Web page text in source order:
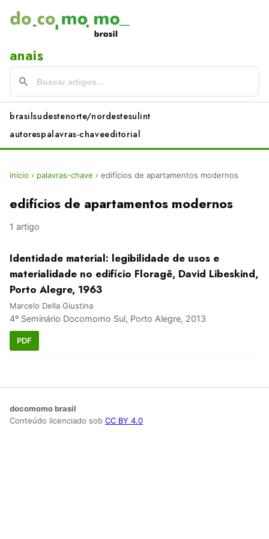
anais
brasilsudestenorte/nordestesulint
autorespalavras-chaveeditorial
início › palavras-chave › edifícios de apartamentos modernos
edifícios de apartamentos modernos
1 artigo
Identidade material: legibilidade de usos e
materialidade no edifício Floragê, David Libeskind,
Porto Alegre, 1963
Marcelo Della Giustina
4º Seminário Docomomo Sul, Porto Alegre, 2013
PDF
docomomo brasil
Conteúdo licenciado sob CC BY 4.0